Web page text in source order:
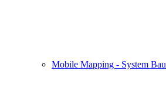
Mobile Mapping - System Bau